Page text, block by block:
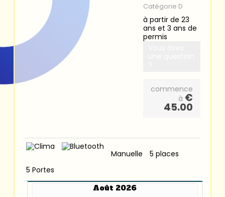
Catégorie D
à partir de 23
ans et 3 ans de
permis
commence
à €
45.00
Manuelle
5 places
5 Portes
Août 2026